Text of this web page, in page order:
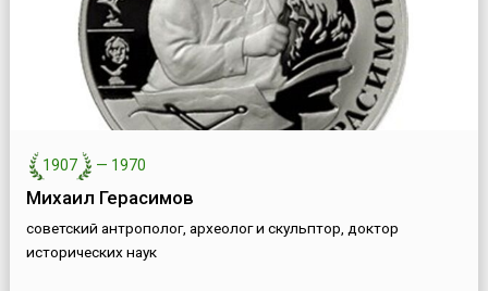
1907 — 1970
Михаил Герасимов
советский антрополог, археолог и скульптор, доктор
исторических наук